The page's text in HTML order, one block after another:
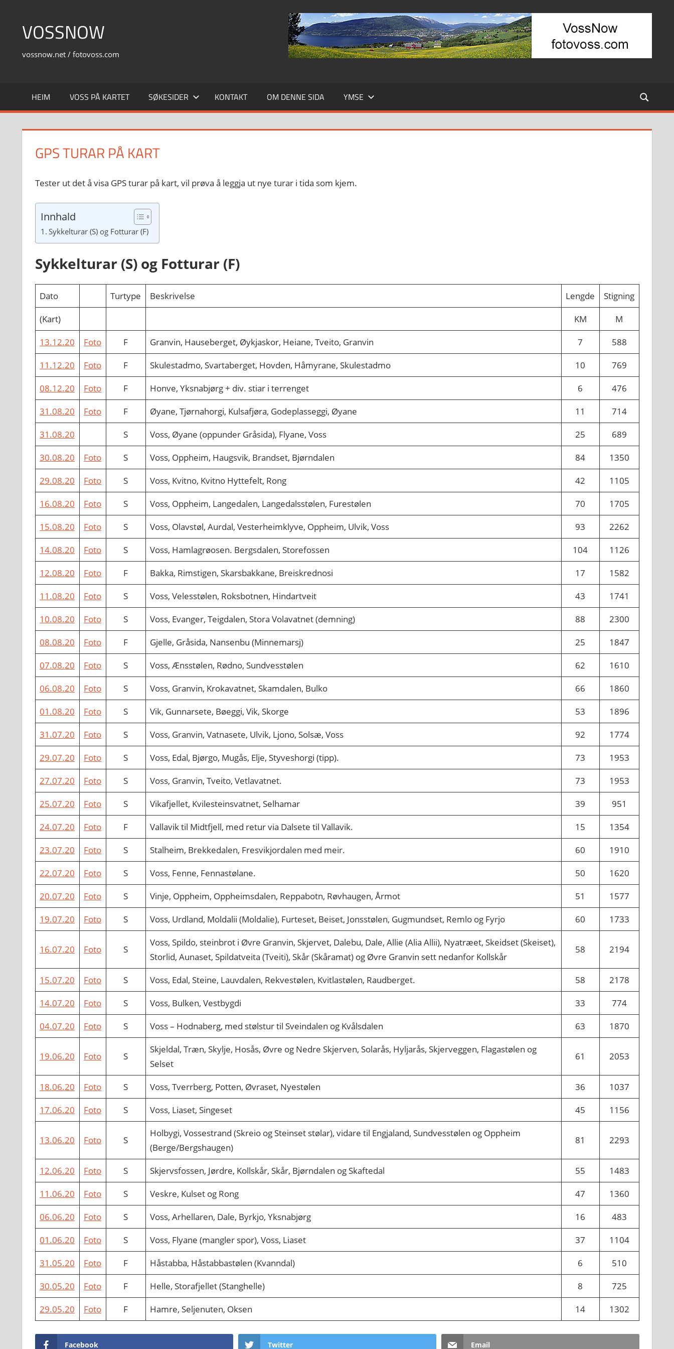
contentVOSSNOW
vossnow.net / fotovoss.com
HEIM VOSS PÅ KARTET SØKESIDER KONTAKT OM DENNE SIDA YMSE
GPS TURAR PÅ KART
Tester ut det å visa GPS turar på kart, vil prøva å leggja ut nye turar i tida som kjem.
Innhald
Sykkelturar (S) og Fotturar (F)
Sykkelturar (S) og Fotturar (F)
Dato Turtype Beskrivelse Lengde
Stigning
(Kart)
KM
M
13.12.20
Foto F Granvin, Hauseberget, Øykjaskor, Heiane, Tveito, Granvin 7
588
11.12.20
Foto F Skulestadmo, Svartaberget, Hovden, Håmyrane, Skulestadmo 10
769
08.12.20
Foto F Honve, Yksnabjørg + div. stiar i terrenget 6
476
31.08.20
Foto F Øyane, Tjørnahorgi, Kulsafjøra, Godeplasseggi, Øyane 11
714
31.08.20
S Voss, Øyane (oppunder Gråsida), Flyane, Voss 25
689
30.08.20
Foto S Voss, Oppheim, Haugsvik, Brandset, Bjørndalen 84
1350
29.08.20
Foto S Voss, Kvitno, Kvitno Hyttefelt, Rong 42
1105
16.08.20
Foto S Voss, Oppheim, Langedalen, Langedalsstølen, Furestølen 70
1705
15.08.20
Foto S Voss, Olavstøl, Aurdal, Vesterheimklyve, Oppheim, Ulvik, Voss 93
2262
14.08.20
Foto S Voss, Hamlagrøosen. Bergsdalen, Storefossen 104
1126
12.08.20
Foto F Bakka, Rimstigen, Skarsbakkane, Breiskrednosi 17
1582
11.08.20
Foto S Voss, Velesstølen, Roksbotnen, Hindartveit 43
1741
10.08.20
Foto S Voss, Evanger, Teigdalen, Stora Volavatnet (demning) 88
2300
08.08.20
Foto F Gjelle, Gråsida, Nansenbu (Minnemarsj) 25
1847
07.08.20
Foto S Voss, Ænsstølen, Rødno, Sundvesstølen 62
1610
06.08.20
Foto S Voss, Granvin, Krokavatnet, Skamdalen, Bulko 66
1860
01.08.20
Foto S Vik, Gunnarsete, Bøeggi, Vik, Skorge 53
1896
31.07.20
Foto S Voss, Granvin, Vatnasete, Ulvik, Ljono, Solsæ, Voss 92
1774
29.07.20
Foto S Voss, Edal, Bjørgo, Mugås, Elje, Styveshorgi (tipp). 73
1953
27.07.20
Foto S Voss, Granvin, Tveito, Vetlavatnet. 73
1953
25.07.20
Foto S Vikafjellet, Kvilesteinsvatnet, Selhamar 39
951
24.07.20
Foto F Vallavik til Midtfjell, med retur via Dalsete til Vallavik. 15
1354
23.07.20
Foto S Stalheim, Brekkedalen, Fresvikjordalen med meir. 60
1910
22.07.20
Foto S Voss, Fenne, Fennastølane. 50
1620
20.07.20
Foto S Vinje, Oppheim, Oppheimsdalen, Reppabotn, Røvhaugen, Årmot 51
1577
19.07.20
Foto S Voss, Urdland, Moldalii (Moldalie), Furteset, Beiset, Jonsstølen, Gugmundset, Remlo og Fyrjo 60 1733
16.07.20 Foto S
Voss, Spildo, steinbrot i Øvre Granvin, Skjervet, Dalebu, Dale, Allie (Alia Allii), Nyatræet, Skeidset (Skeiset),
Storlid, Aunaset, Spildatveita (Tveiti), Skår (Skåramat) og Øvre Granvin sett nedanfor Kollskår
58 2194
15.07.20 Foto S Voss, Edal, Steine, Lauvdalen, Rekvestølen, Kvitlastølen, Raudberget. 58
2178
14.07.20
Foto S Voss, Bulken, Vestbygdi 33
774
04.07.20
Foto S Voss – Hodnaberg, med stølstur til Sveindalen og Kvålsdalen 63 1870
19.06.20 Foto S
Skjeldal, Træn, Skylje, Hosås, Øvre og Nedre Skjerven, Solarås, Hyljarås, Skjerveggen, Flagastølen og
Selset
61 2053
18.06.20 Foto S Voss, Tverrberg, Potten, Øvraset, Nyestølen 36
1037
17.06.20
Foto S Voss, Liaset, Singeset 45 1156
13.06.20 Foto S
Holbygi, Vossestrand (Skreio og Steinset stølar), vidare til Engjaland, Sundvesstølen og Oppheim
(Berge/Bergshaugen)
81 2293
12.06.20 Foto S Skjervsfossen, Jørdre, Kollskår, Skår, Bjørndalen og Skaftedal 55
1483
11.06.20
Foto S Veskre, Kulset og Rong 47
1360
06.06.20
Foto S Voss, Arhellaren, Dale, Byrkjo, Yksnabjørg 16
483
01.06.20
Foto S Voss, Flyane (mangler spor), Voss, Liaset 37
1104
31.05.20
Foto F Håstabba, Håstabbastølen (Kvanndal) 6
510
30.05.20
Foto F Helle, Storafjellet (Stanghelle) 8
725
29.05.20
Foto F Hamre, Seljenuten, Oksen 14 1302
Facebook Twitter Email